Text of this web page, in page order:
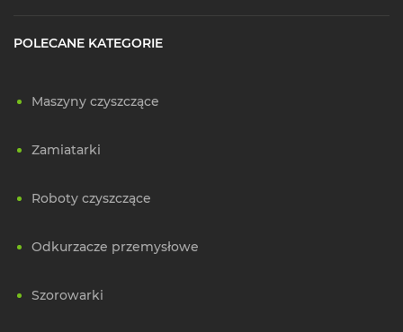
POLECANE KATEGORIE
Maszyny czyszczące
Zamiatarki
Roboty czyszczące
Odkurzacze przemysłowe
Szorowarki